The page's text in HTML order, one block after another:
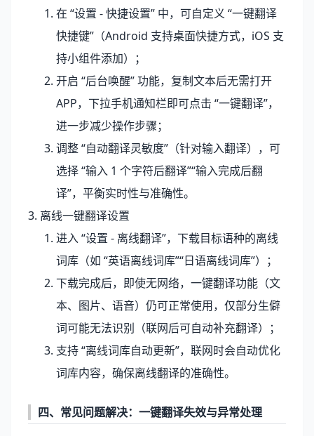
在 “设置 - 快捷设置” 中，可自定义 “一键翻译
快捷键”（Android 支持桌面快捷方式，iOS 支
持小组件添加）；
开启 “后台唤醒” 功能，复制文本后无需打开
APP，下拉手机通知栏即可点击 “一键翻译”，
进一步减少操作步骤；
调整 “自动翻译灵敏度”（针对输入翻译），可
选择 “输入 1 个字符后翻译”“输入完成后翻
译”，平衡实时性与准确性。
3. 离线一键翻译设置
进入 “设置 - 离线翻译”，下载目标语种的离线
词库（如 “英语离线词库”“日语离线词库”）；
下载完成后，即使无网络，一键翻译功能（文
本、图片、语音）仍可正常使用，仅部分生僻
词可能无法识别（联网后可自动补充翻译）；
支持 “离线词库自动更新”，联网时会自动优化
词库内容，确保离线翻译的准确性。
四、常见问题解决：一键翻译失效与异常处理